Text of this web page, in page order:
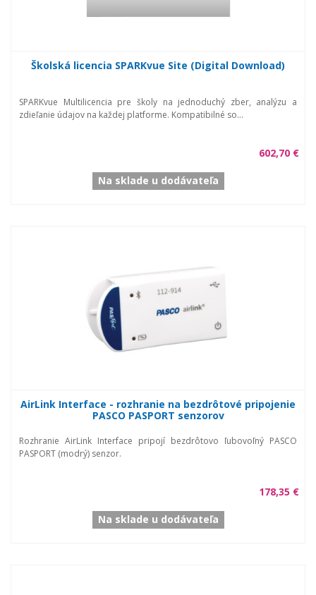
Školská licencia SPARKvue Site (Digital Download)
SPARKvue Multilicencia pre školy na jednoduchý zber, analýzu a
zdieľanie údajov na každej platforme. Kompatibilné so...
602,70 €
Na sklade u dodávateľa
AirLink Interface - rozhranie na bezdrôtové pripojenie
PASCO PASPORT senzorov
Rozhranie AirLink Interface pripojí bezdrôtovo ľubovoľný PASCO
PASPORT (modrý) senzor.
178,35 €
Na sklade u dodávateľa